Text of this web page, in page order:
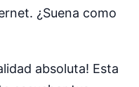
¿Suena como
absoluta! Esta